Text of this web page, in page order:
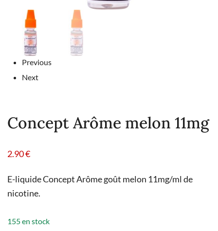
Previous
Next
Concept Arôme melon 11mg
2.90€
E-liquide Concept Arôme goût melon 11mg/ml de
nicotine.
155 en stock